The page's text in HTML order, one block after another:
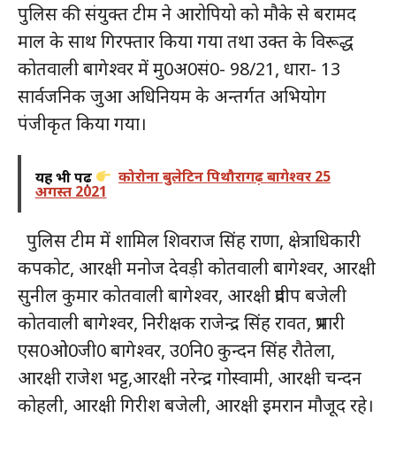
पुलिस की संयुक्त टीम ने आरोपियो को मौके से बरामद
माल के साथ गिरफ्तार किया गया तथा उक्त के विरूद्ध
कोतवाली बागेश्वर में मु0अ0सं0- 98/21, धारा- 13
सार्वजनिक जुआ अधिनियम के अन्तर्गत अभियोग
पंजीकृत किया गया।
यह भी पढ़ें कोरोना बुलेटिन पिथौरागढ़ बागेश्वर 25
अगस्त 2021
पुलिस टीम में शामिल शिवराज सिंह राणा, क्षेत्राधिकारी
कपकोट, आरक्षी मनोज देवड़ी कोतवाली बागेश्वर, आरक्षी
सुनील कुमार कोतवाली बागेश्वर, आरक्षी प्रदीप बजेली
कोतवाली बागेश्वर, निरीक्षक राजेन्द्र सिंह रावत, प्रभारी
एस0ओ0जी0 बागेश्वर, उ0नि0 कुन्दन सिंह रौतेला,
आरक्षी राजेश भट्ट,आरक्षी नरेन्द्र गोस्वामी, आरक्षी चन्दन
कोहली, आरक्षी गिरीश बजेली, आरक्षी इमरान मौजूद रहे।